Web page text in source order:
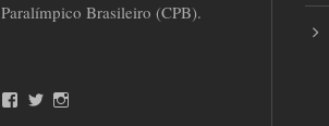
Paralímpico Brasileiro (CPB).
T